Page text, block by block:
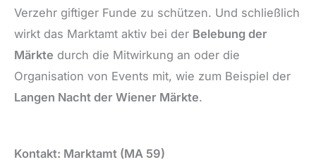
Verzehr giftiger Funde zu schützen. Und schließlich
wirkt das Marktamt aktiv bei der Belebung der
Märkte durch die Mitwirkung an oder die
Organisation von Events mit, wie zum Beispiel der
Langen Nacht der Wiener Märkte.
Kontakt: Marktamt (MA 59)